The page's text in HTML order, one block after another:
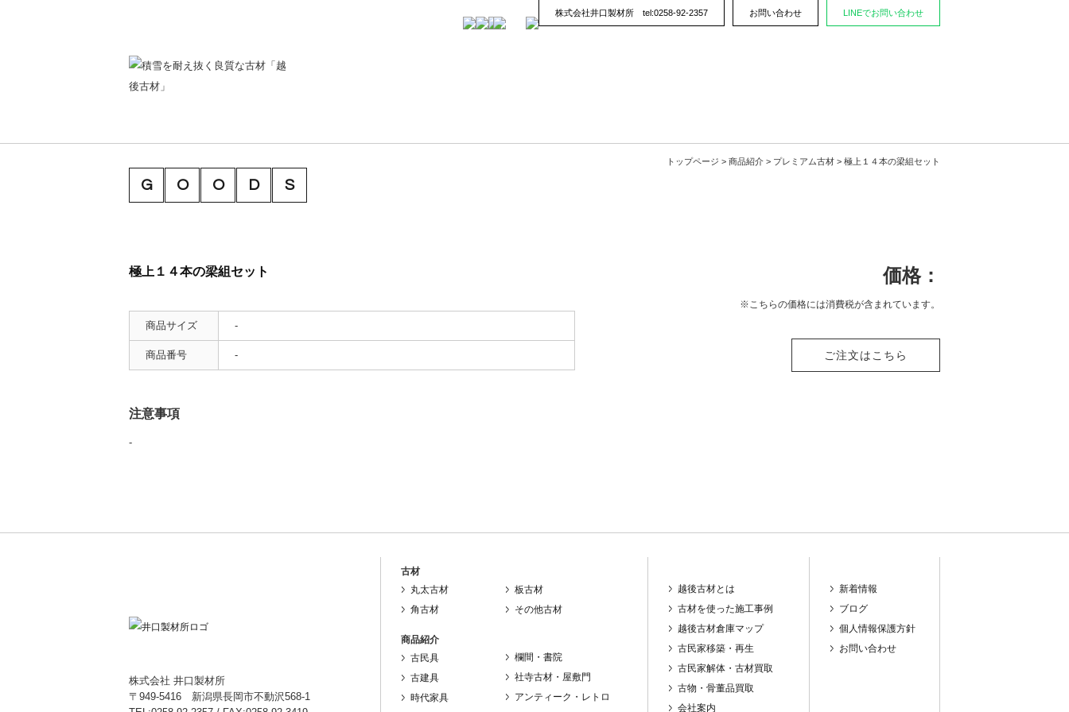
株式会社井口製材所 tel:0258-92-2357 お問い合わせ LINEでお問い合わせ
トップページ > 商品紹介 > プレミアム古材 > 極上１４本の梁組セット
G O O D S
極上１４本の梁組セット
商品サイズ -
商品番号 -
価格：
※こちらの価格には消費税が含まれています。
ご注文はこちら
注意事項
-
株式会社 井口製材所
〒949-5416 新潟県長岡市不動沢568-1
古材
丸太古材
角古材
商品紹介
古民具
古建具
時代家具
板古材
その他古材
欄間・書院
社寺古材・屋敷門
アンティーク・レトロ
越後古材とは
古材を使った施工事例
越後古材倉庫マップ
古民家移築・再生
古民家解体・古材買取
古物・骨董品買取
会社案内
新着情報
ブログ
個人情報保護方針
お問い合わせ